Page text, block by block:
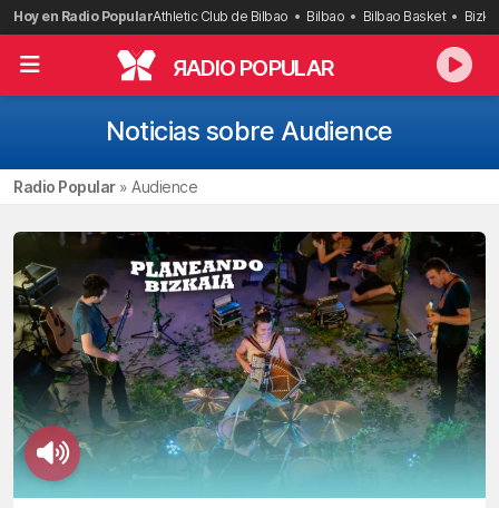
Saltar
al
contenido
Hoy en Radio PopularAthletic Club de Bilbao Bilbao Bilbao Basket
RADIO POPULAR
Noticias sobre Audience
Radio Popular» Audience